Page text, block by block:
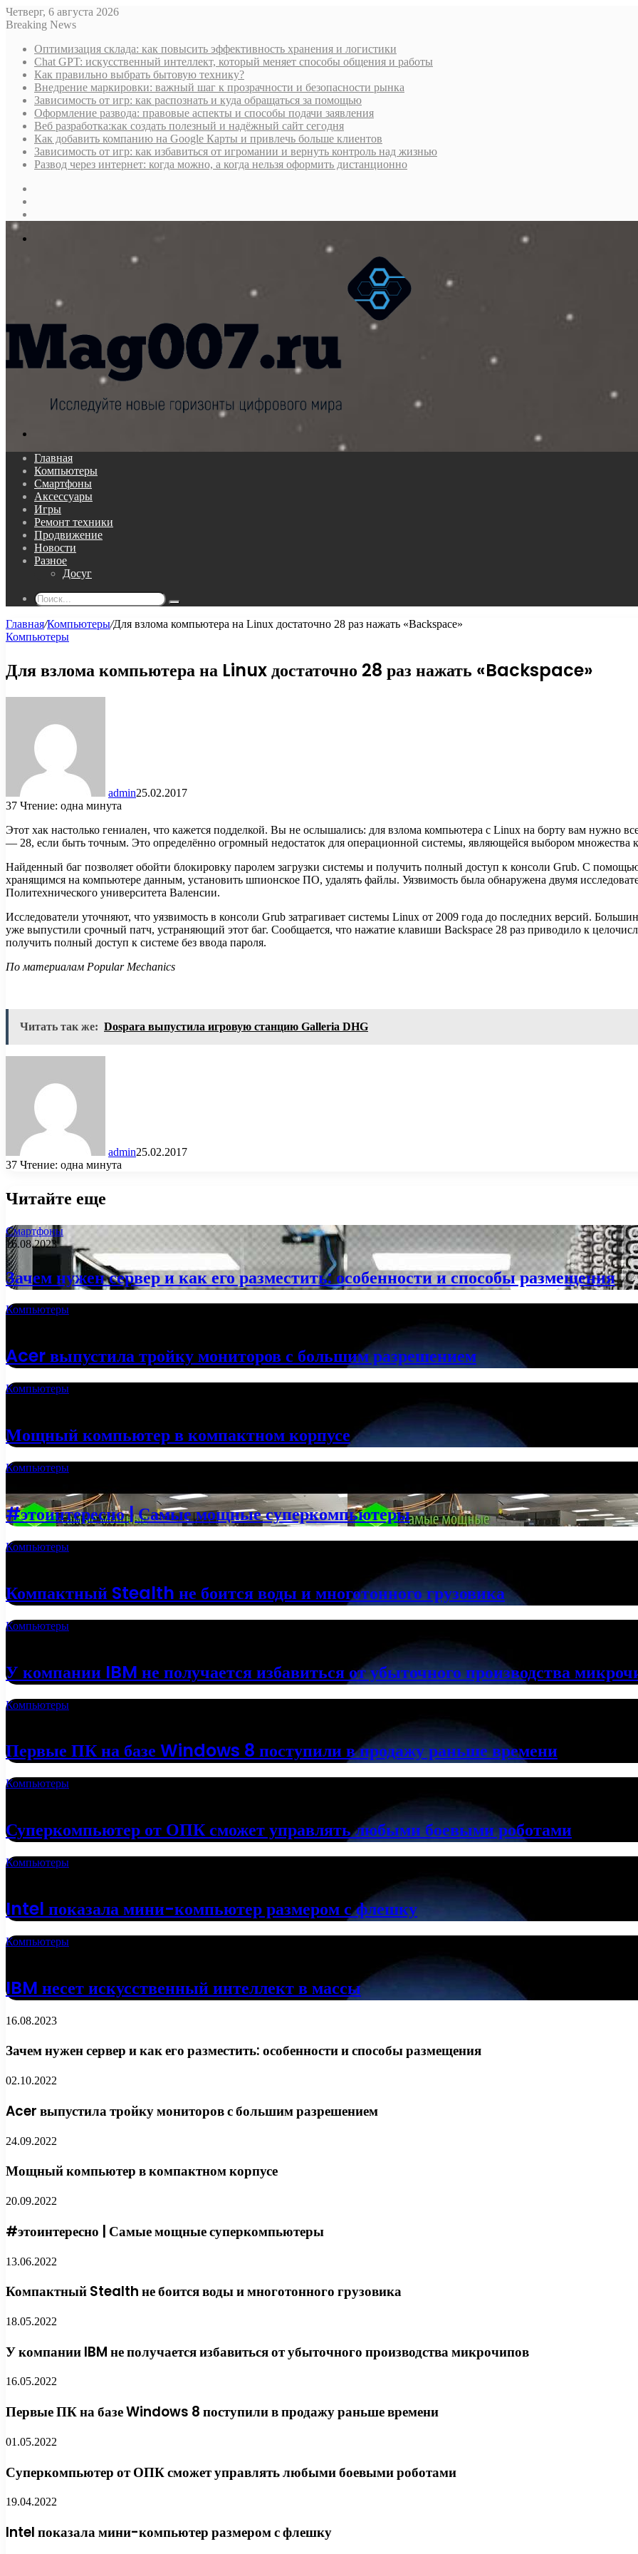
Четверг, 6 августа 2026
Breaking News
Оптимизация склада: как повысить эффективность хранения и логистики
Chat GPT: искусственный интеллект, который меняет способы общения и работы
Как правильно выбрать бытовую технику?
Внедрение маркировки: важный шаг к прозрачности и безопасности рынка
Зависимость от игр: как распознать и куда обращаться за помощью
Оформление развода: правовые аспекты и способы подачи заявления
Веб разработка:как создать полезный и надёжный сайт сегодня
Как добавить компанию на Google Карты и привлечь больше клиентов
Зависимость от игр: как избавиться от игромании и вернуть контроль над жизнью
Развод через интернет: когда можно, а когда нельзя оформить дистанционно
Главная
Компьютеры
Смартфоны
Аксессуары
Игры
Ремонт техники
Продвижение
Новости
Разное
Досуг
Поиск...
Главная/Компьютеры/Для взлома компьютера на Linux достаточно 28 раз нажать «Backspace»
Компьютеры
Для взлома компьютера на Linux достаточно 28 раз нажать «Backspace»
admin25.02.2017
37 Чтение: одна минута
Этот хак настолько гениален, что кажется подделкой. Вы не ослышались: для взлома компьютера с Linux на борту вам нужно
— 28, если быть точным. Это определённо огромный недостаток для операционной системы, являющейся выбором множества
Найденный баг позволяет обойти блокировку паролем загрузки системы и получить полный доступ к консоли Grub. С
хранящимся на компьютере данным, установить шпионское ПО, удалять файлы. Уязвимость была обнаружена двумя
Политехнического университета Валенсии.
Исследователи уточняют, что уязвимость в консоли Grub затрагивает системы Linux от 2009 года до последних версий.
уже выпустили срочный патч, устраняющий этот баг. Сообщается, что нажатие клавиши Backspace 28 раз приводило к
получить полный доступ к системе без ввода пароля.
По материалам Popular Mechanics
Читать так же: Dospara выпустила игровую станцию Galleria DHG
admin25.02.2017
37 Чтение: одна минута
Читайте еще
Смартфоны
16.08.2023
Зачем нужен сервер и как его разместить: особенности и способы размещения
Компьютеры
Acer выпустила тройку мониторов с большим разрешением
Компьютеры
Мощный компьютер в компактном корпусе
Компьютеры
#этоинтересно | Самые мощные суперкомпьютеры
Компьютеры
Компактный Stealth не боится воды и многотонного грузовика
Компьютеры
У компании IBM не получается избавиться от убыточного производства
Компьютеры
Первые ПК на базе Windows 8 поступили в продажу раньше времени
Компьютеры
Суперкомпьютер от ОПК сможет управлять любыми боевыми роботами
Компьютеры
Intel показала мини-компьютер размером с флешку
Компьютеры
IBM несет искусственный интеллект в массы
16.08.2023
Зачем нужен сервер и как его разместить: особенности и способы размещения
02.10.2022
Acer выпустила тройку мониторов с большим разрешением
24.09.2022
Мощный компьютер в компактном корпусе
20.09.2022
#этоинтересно | Самые мощные суперкомпьютеры
13.06.2022
Компактный Stealth не боится воды и многотонного грузовика
18.05.2022
У компании IBM не получается избавиться от убыточного производства микрочипов
16.05.2022
Первые ПК на базе Windows 8 поступили в продажу раньше времени
01.05.2022
Суперкомпьютер от ОПК сможет управлять любыми боевыми роботами
19.04.2022
Intel показала мини-компьютер размером с флешку